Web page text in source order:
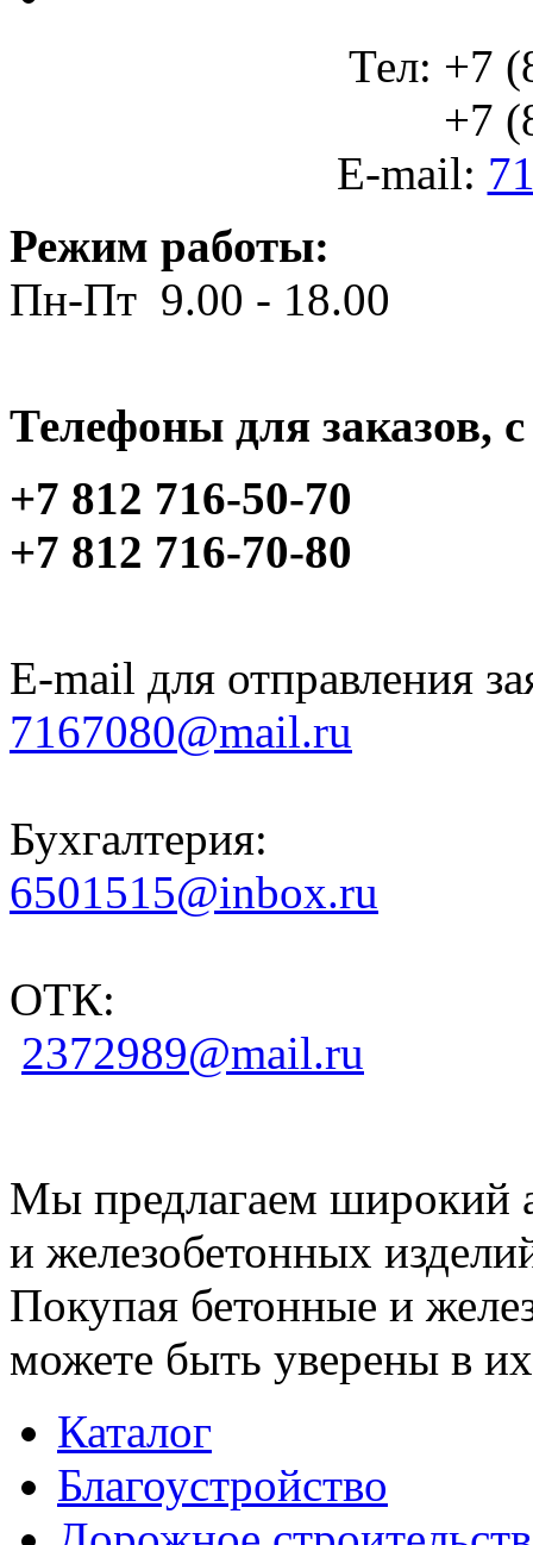
Тел: +7
+7
E-mail:
Режим работы:
Пн-Пт 9.00 - 18.00
Телефоны для заказов,
+7 812 716-50-70
+7 812 716-70-80
E-mail для отправления
7167080@mail.ru
Бухгалтерия:
6501515@inbox.ru
ОТК:
2372989@mail.ru
Мы предлагаем широкий
и железобетонных
Покупая бетонные и
можете быть уверены в их
Каталог
Благоустройство